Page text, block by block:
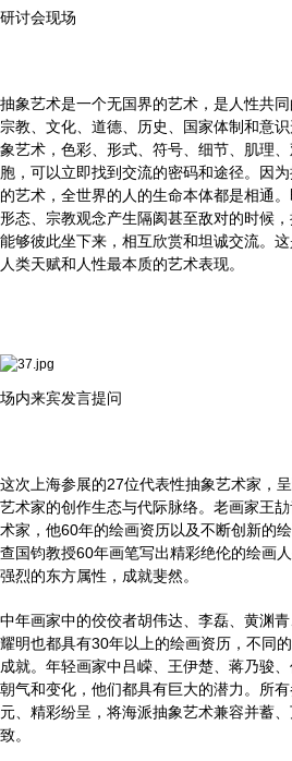
研讨会现场
抽象艺术是一个无国界的艺术，是人性共同
宗教、文化、道德、历史、国家体制和意
象艺术，色彩、形式、符号、细节、肌理
胞，可以立即找到交流的密码和途径。因
的艺术，全世界的人的生命本体都是相通
形态、宗教观念产生隔阂甚至敌对的时候
能够彼此坐下来，相互欣赏和坦诚交流。
人类天赋和人性最本质的艺术表现。
场内来宾发言提问
这次上海参展的27位代表性抽象艺术家，
艺术家的创作生态与代际脉络。老画家王
术家，他60年的绘画资历以及不断创新的
查国钧教授60年画笔写出精彩绝伦的绘画
强烈的东方属性，成就斐然。
中年画家中的佼佼者胡伟达、李磊、黄渊
耀明也都具有30年以上的绘画资历，不同
成就。年轻画家中吕嵘、王伊楚、蒋乃骏
朝气和变化，他们都具有巨大的潜力。所
元、精彩纷呈，将海派抽象艺术兼容并蓄
致。